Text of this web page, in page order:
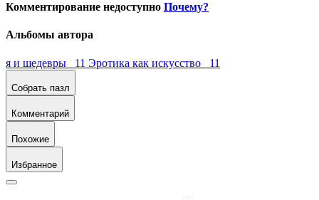
Комментирование недоступно Почему?
Альбомы автора
я и шедевры 11 Эротика как искусство 11
Собрать пазл
Комментарий
Похожие
Избранное